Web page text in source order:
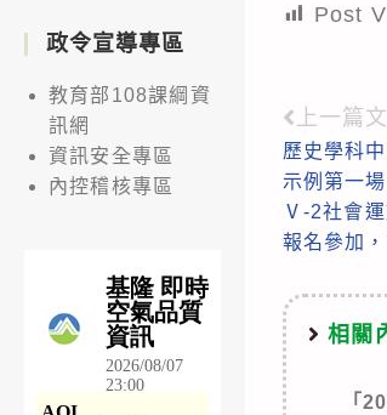
Post
Read
more
上一篇
歷史學科
示例第一
Ⅴ-2社會運
報名參加
相關
「
政令宣導專區
教育部108課綱資
訊網
資訊安全專區
內控稽核專區